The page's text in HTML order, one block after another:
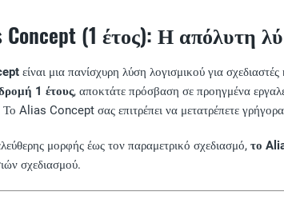
(1 έτος): Η απόλυτη
είναι μια πανίσχυρη λύση λογισμικού για
1 έτους, αποκτάτε πρόσβαση σε προηγμένα
Alias Concept σας επιτρέπει να μετατρέπετε γρήγορα
μορφής έως τον παραμετρικό σχεδιασμό, το
σχεδιασμού.